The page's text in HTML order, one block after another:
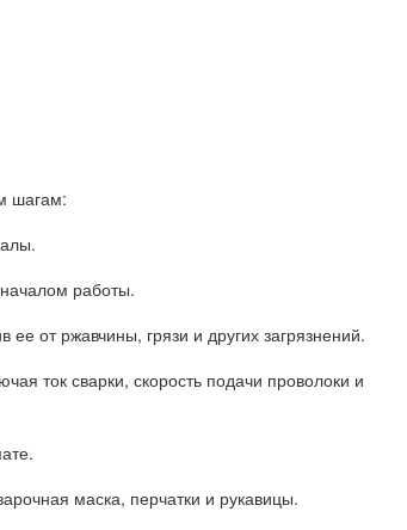
шагам:
работы.
ее от ржавчины, грязи и других загрязнений.
ток сварки, скорость подачи проволоки и
маска, перчатки и рукавицы.